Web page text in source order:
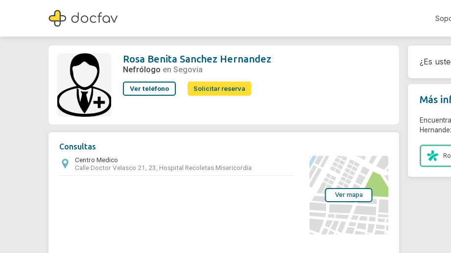
Rosa Benita Sanchez Hernandez
Nefrólogo
Rosa Benita Sanchez Hernandez
Nefrólogo en Segovia
Ver teléfono Solicitar reserva
Consultas
Centro Medico
Calle Doctor Velasco 21, 23, Hospital Recoletas Misericordia
Ver mapa
¿Es
Más